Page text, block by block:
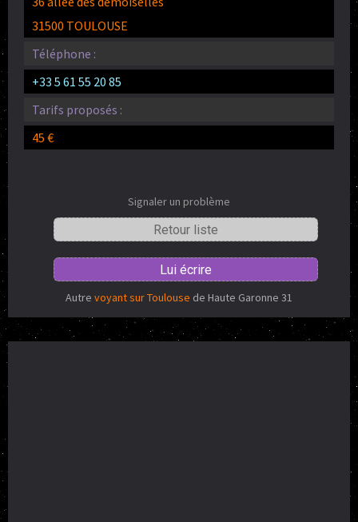
31500 TOULOUSE
Téléphone :
+33 5 61 55 20 85
Tarifs proposés :
45 €
Signaler un problème
Retour liste
Lui écrire
Autre voyant sur Toulouse de Haute Garonne 31